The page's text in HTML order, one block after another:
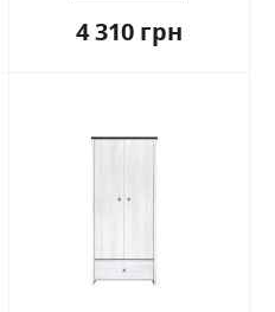
4 310 грн